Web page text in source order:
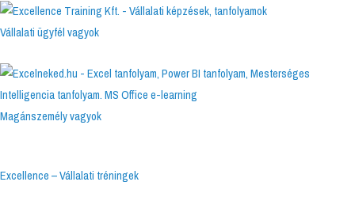
Skip
to
Vállalati ügyfél vagyok
Magánszemély vagyok
Excellence – Vállalati tréningek